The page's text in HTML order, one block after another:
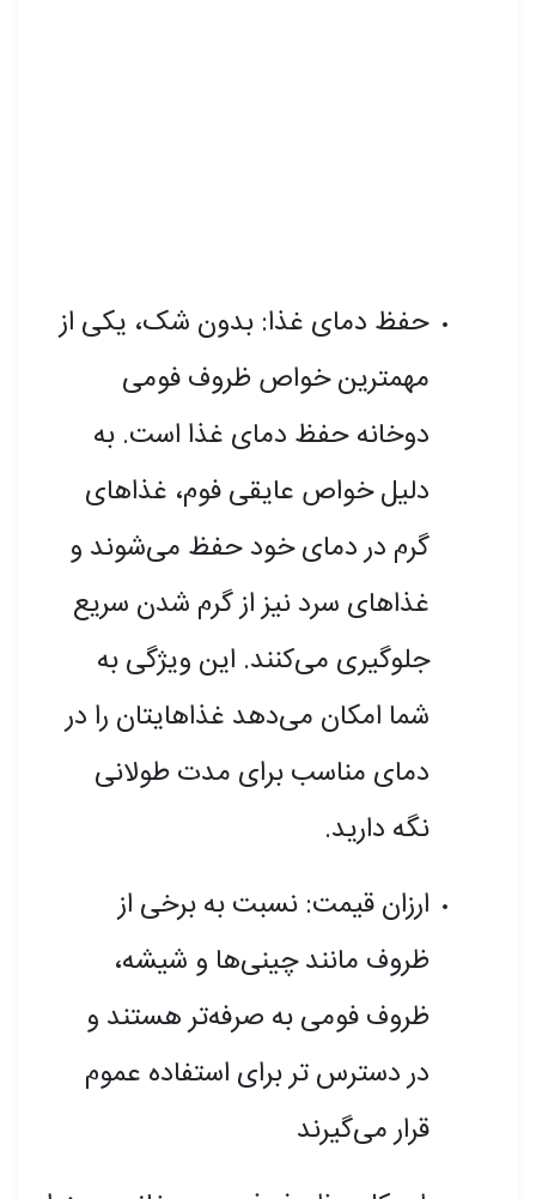
حفظ دمای غذا: بدون شک، یکی از
مهمترین خواص ظروف فومی
دوخانه حفظ دمای غذا است. به
دلیل خواص عایقی فوم، غذاهای
گرم در دمای خود حفظ می‌شوند و
غذاهای سرد نیز از گرم شدن سریع
جلوگیری می‌کنند. این ویژگی به
شما امکان می‌دهد غذاهایتان را در
دمای مناسب برای مدت طولانی
نگه دارید.
ارزان قیمت: نسبت به برخی از
ظروف مانند چینی‌ها و شیشه،
ظروف فومی به صرفه‌تر هستند و
در دسترس تر برای استفاده عموم
قرار می‌گیرند